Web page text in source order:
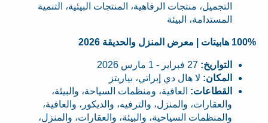
التجميل، منتجات الرفاهية، المنتجات البيئية، التنمية
المستدامة، البيئة
100% هابيتات | معرض المنزل والحديقة 2026
التواريخ:
المكان: لا هال دي إيراتي، بياريتز
القطاعات: العافية، ومنظمات السياحة، والبيئة،
والعقارات، والمنزل، والترفيه، والديكور، والعافية،
والمنظمات السياحية، والبيئة، والعقارات، والمنزل،